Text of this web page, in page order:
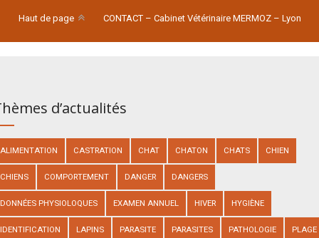
Haut de page CONTACT – Cabinet Vétérinaire MERMOZ – Lyon
d’actualités
ALIMENTATION CASTRATION CHAT CHATON CHATS CHIEN
CHIENS COMPORTEMENT DANGER DANGERS
DONNÉES PHYSIOLOQUES EXAMEN ANNUEL HIVER HYGIÈNE
IDENTIFICATION LAPINS PARASITE PARASITES PATHOLOGIE PLAGE